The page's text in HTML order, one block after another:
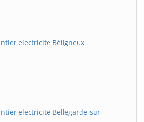
electricite Béligneux
electricite Bellegarde-sur-